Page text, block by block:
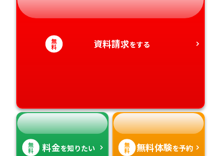
静岡県
愛知県
和歌山県
徳島県
香川県
大分県
宮崎県
無
料 資料請求をする
無
料 料金を知りたい 無
料 無料体験を予約